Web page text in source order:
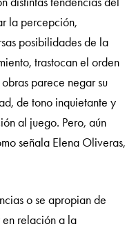
la percepción,
posibilidades de la
trastocan el orden
parece negar su
de tono inquietante y
al juego. Pero, aún
señala Elena Oliveras,
o se apropian de
en relación a la